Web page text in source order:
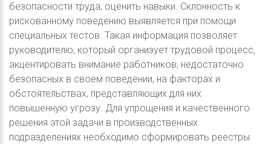
безопасности труда, оценить навыки. Склонность к
рискованному поведению выявляется при помощи
специальных тестов. Такая информация позволяет
руководителю, который организует трудовой процесс,
акцентировать внимание работников, недостаточно
безопасных в своем поведении, на факторах и
обстоятельствах, представляющих для них
повышенную угрозу. Для упрощения и качественного
решения этой задачи в производственных
подразделениях необходимо сформировать реестры